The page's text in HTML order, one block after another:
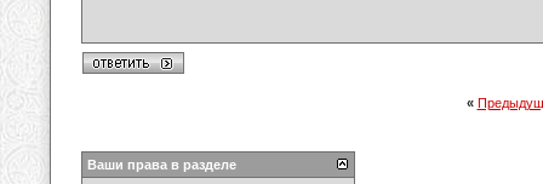
«
Ваши права в разделе